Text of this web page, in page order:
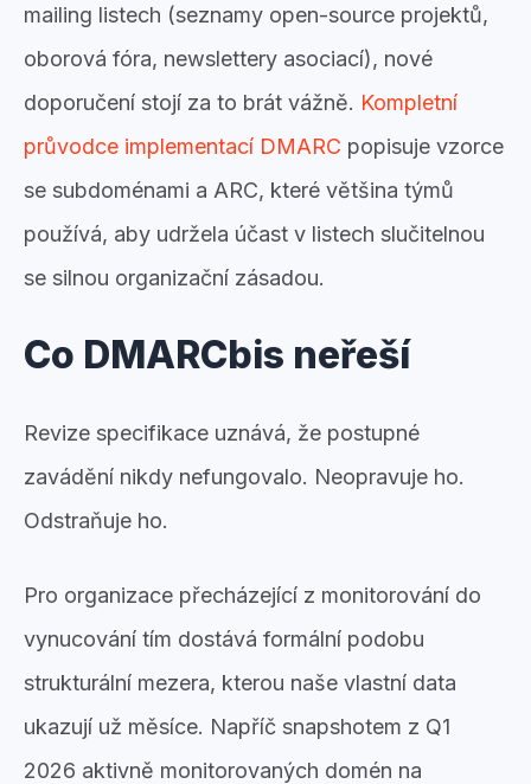
mailing listech (seznamy open-source projektů,
oborová fóra, newslettery asociací), nové
doporučení stojí za to brát vážně. Kompletní
průvodce implementací DMARC popisuje vzorce
se subdoménami a ARC, které většina týmů
používá, aby udržela účast v listech slučitelnou
se silnou organizační zásadou.
Co DMARCbis neřeší
Revize specifikace uznává, že postupné
zavádění nikdy nefungovalo. Neopravuje ho.
Odstraňuje ho.
Pro organizace přecházející z monitorování do
vynucování tím dostává formální podobu
strukturální mezera, kterou naše vlastní data
ukazují už měsíce. Napříč snapshotem z Q1
2026 aktivně monitorovaných domén na